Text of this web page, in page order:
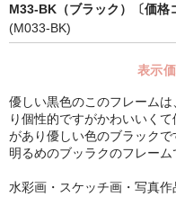
LP・CDフレーム
シンプルLPフレームセ
CD紙ジャケフレーム
アートポスター
M33-BK（ブラック）〔価格
(M033-BK)
表示
優しい黒色のこのフレーム
り個性的ですがかわいいく
があり優しい色のブラックで
明るめのブッラクのフレーム
水彩画・スケッチ画・写真作